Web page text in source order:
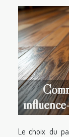
Le choix du